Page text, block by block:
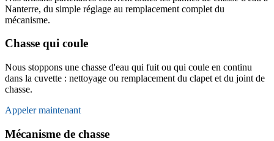
Nanterre, du simple réglage au remplacement complet du
mécanisme.
Chasse qui coule
Nous stoppons une chasse d'eau qui fuit ou qui coule en continu
dans la cuvette : nettoyage ou remplacement du clapet et du joint de
chasse.
Appeler maintenant
Mécanisme de chasse